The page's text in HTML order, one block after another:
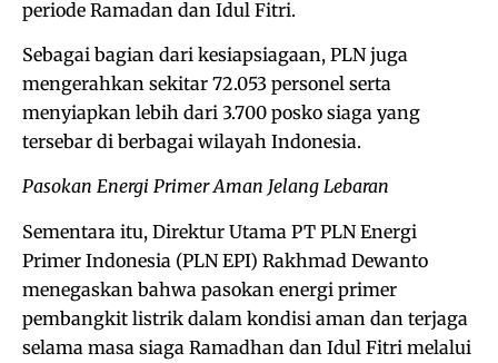
periode Ramadan dan Idul Fitri.
Sebagai bagian dari kesiapsiagaan, PLN juga
mengerahkan sekitar 72.053 personel serta
menyiapkan lebih dari 3.700 posko siaga yang
tersebar di berbagai wilayah Indonesia.
Pasokan Energi Primer Aman Jelang Lebaran
Sementara itu, Direktur Utama PT PLN Energi
Primer Indonesia (PLN EPI) Rakhmad Dewanto
menegaskan bahwa pasokan energi primer
pembangkit listrik dalam kondisi aman dan terjaga
selama masa siaga Ramadhan dan Idul Fitri melalui